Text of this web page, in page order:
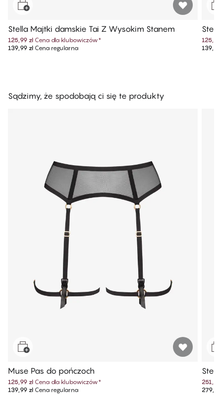
Stella Majtki damskie Tai Z Wysokim Stanem
125,99 zł Cena dla klubowiczów*
139,99 złCena regularna
125,99
139,99
Sądzimy, że spodobają ci się te produkty
Muse Pas do pończoch
125,99 zł Cena dla klubowiczów*
139,99 złCena regularna
251,99
279,99